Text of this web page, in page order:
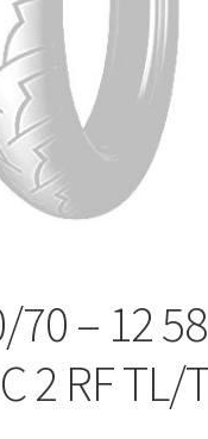
70 – 12
2 RF TL/